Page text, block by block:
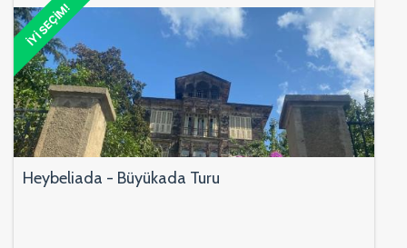
İYİ SEÇİM!
Heybeliada - Büyükada Turu